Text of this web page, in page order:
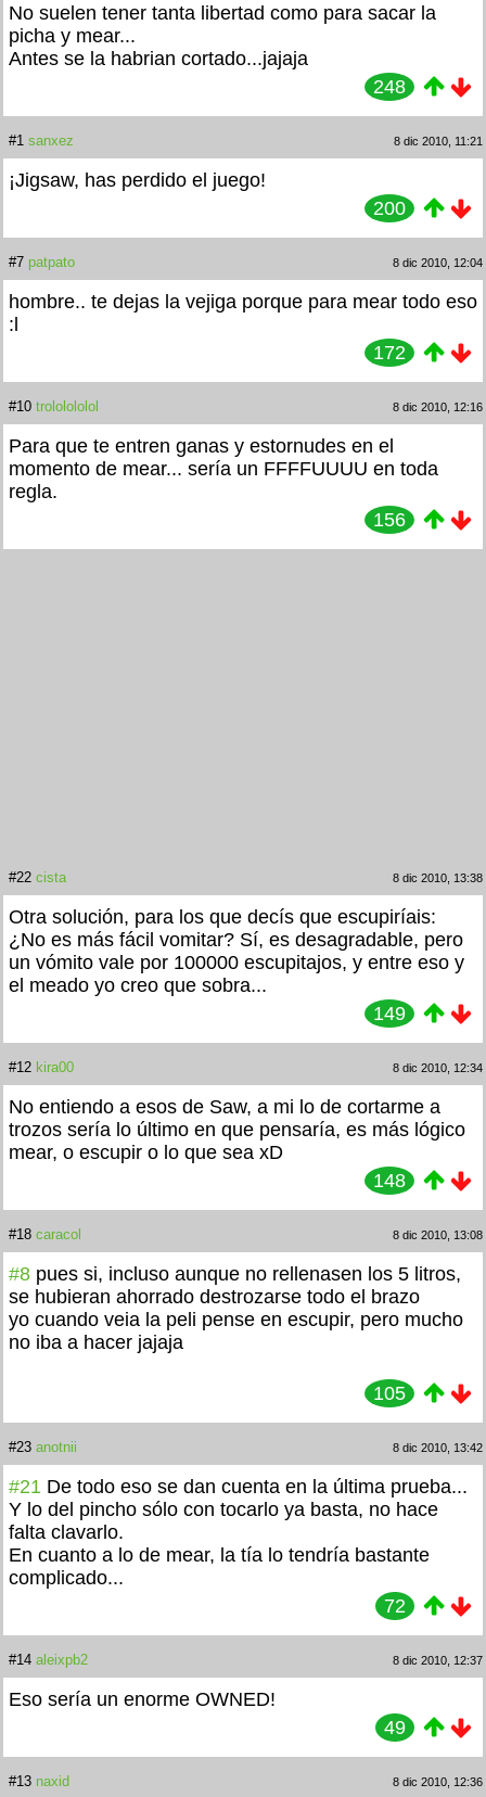
No suelen tener tanta libertad como para sacar la
picha y mear...
Antes se la habrian cortado...jajaja
248
#1 sanxez 8 dic 2010, 11:21
¡Jigsaw, has perdido el juego!
200
#7 patpato 8 dic 2010, 12:04
hombre.. te dejas la vejiga porque para mear todo eso
:l
172
#10 trololololol 8 dic 2010, 12:16
Para que te entren ganas y estornudes en el
momento de mear... sería un FFFFUUUU en toda
regla.
156
#22 cista 8 dic 2010, 13:38
Otra solución, para los que decís que escupiríais:
¿No es más fácil vomitar? Sí, es desagradable, pero
un vómito vale por 100000 escupitajos, y entre eso y
el meado yo creo que sobra...
149
#12 kira00 8 dic 2010, 12:34
No entiendo a esos de Saw, a mi lo de cortarme a
trozos sería lo último en que pensaría, es más lógico
mear, o escupir o lo que sea xD
148
#18 caracol 8 dic 2010, 13:08
#8 pues si, incluso aunque no rellenasen los 5 litros,
se hubieran ahorrado destrozarse todo el brazo
yo cuando veia la peli pense en escupir, pero mucho
no iba a hacer jajaja
105
#23 anotnii 8 dic 2010, 13:42
#21 De todo eso se dan cuenta en la última prueba...
Y lo del pincho sólo con tocarlo ya basta, no hace
falta clavarlo.
En cuanto a lo de mear, la tía lo tendría bastante
complicado...
72
#14 aleixpb2 8 dic 2010, 12:37
Eso sería un enorme OWNED!
49
#13 naxid 8 dic 2010, 12:36